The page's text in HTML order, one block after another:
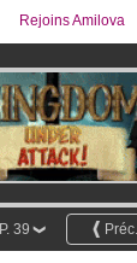
Rejoins Amilova
Préc.
P. 39